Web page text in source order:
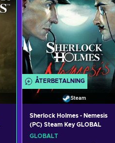
ÅTERBETALNING
Steam
Sherlock Holmes - Nemesis
(PC) Steam Key GLOBAL
GLOBALT